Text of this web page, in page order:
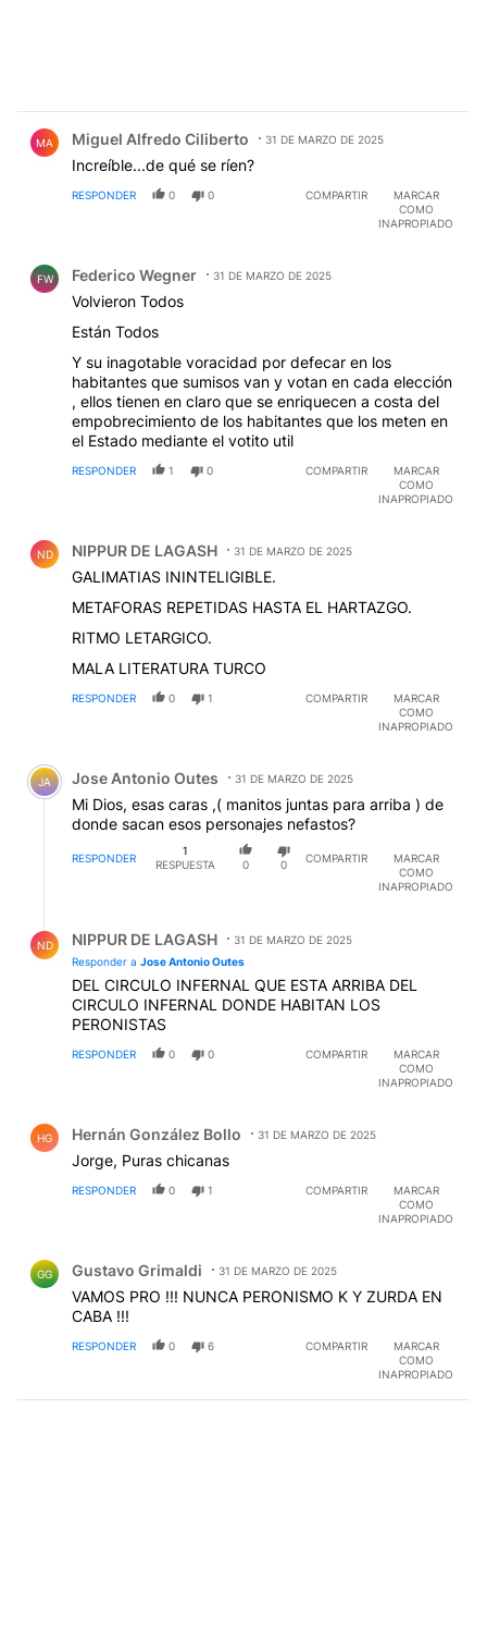
MA Miguel Alfredo Ciliberto 31 DE MARZO DE 2025
Increíble...de qué se ríen?
RESPONDER 0 0 COMPARTIR
MARCAR
COMO
INAPROPIADO
FW Federico Wegner 31 DE MARZO DE 2025
Volvieron Todos
Están Todos
Y su inagotable voracidad por defecar en los
habitantes que sumisos van y votan en cada elección
, ellos tienen en claro que se enriquecen a costa del
empobrecimiento de los habitantes que los meten en
el Estado mediante el votito util
RESPONDER 1 0 COMPARTIR
MARCAR
COMO
INAPROPIADO
ND NIPPUR DE LAGASH 31 DE MARZO DE 2025
GALIMATIAS ININTELIGIBLE.
METAFORAS REPETIDAS HASTA EL HARTAZGO.
RITMO LETARGICO.
MALA LITERATURA TURCO
RESPONDER 0 1 COMPARTIR
MARCAR
COMO
INAPROPIADO
Comentario de Jose Antonio Outes.
JA Jose Antonio Outes 31 DE MARZO DE 2025
Mi Dios, esas caras ,( manitos juntas para arriba ) de
donde sacan esos personajes nefastos?
RESPONDER
1
RESPUESTA
0 0
COMPARTIR
MARCAR
COMO
INAPROPIADO
ND NIPPUR DE LAGASH
31 DE MARZO DE 2025
Responder a Jose Antonio Outes
DEL CIRCULO INFERNAL QUE ESTA ARRIBA DEL
CIRCULO INFERNAL DONDE HABITAN LOS
PERONISTAS
RESPONDER 0 0 COMPARTIR
MARCAR
COMO
INAPROPIADO
HG Hernán González Bollo 31 DE MARZO DE 2025
Jorge, Puras chicanas
RESPONDER 0 1 COMPARTIR
MARCAR
COMO
INAPROPIADO
GG Gustavo Grimaldi 31 DE MARZO DE 2025
VAMOS PRO !!! NUNCA PERONISMO K Y ZURDA EN
CABA !!!
RESPONDER 0 6 COMPARTIR
MARCAR
COMO
INAPROPIADO